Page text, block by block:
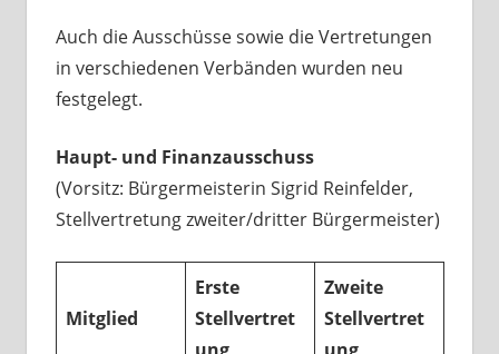
Auch die Ausschüsse sowie die Vertretungen
in verschiedenen Verbänden wurden neu
festgelegt.
Haupt- und Finanzausschuss
(Vorsitz: Bürgermeisterin Sigrid Reinfelder,
Stellvertretung zweiter/dritter Bürgermeister)
Mitglied
Erste
Stellvertret
Zweite
Stellvertret